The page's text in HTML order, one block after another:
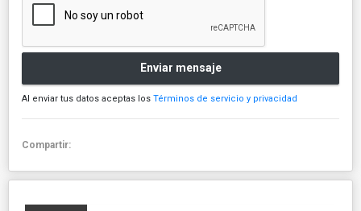
Enviar mensaje
Al enviar tus datos aceptas los Términos de servicio y privacidad
Compartir: